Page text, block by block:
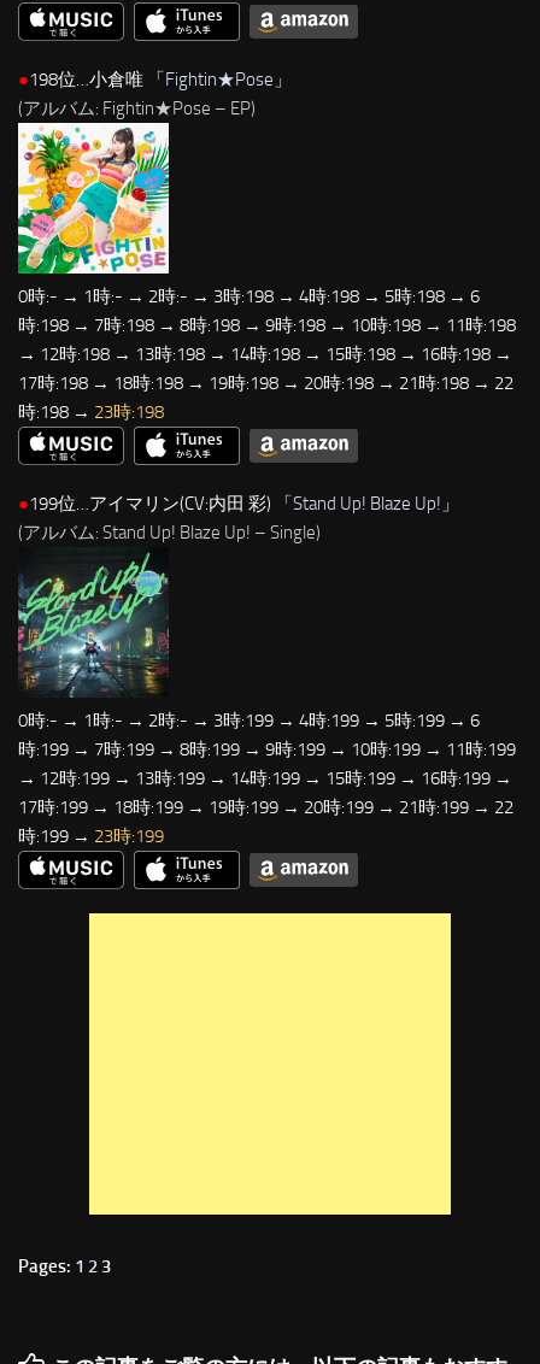
●198位…小倉唯 「Fightin★Pose 」
(アルバム: Fightin★Pose – EP)
0時:- → 1時:- → 2時:- → 3時:198 → 4時:198 → 5時:198 → 6
時:198 → 7時:198 → 8時:198 → 9時:198 → 10時:198 → 11時:198
→ 12時:198 → 13時:198 → 14時:198 → 15時:198 → 16時:198 →
17時:198 → 18時:198 → 19時:198 → 20時:198 → 21時:198 → 22
時:198 → 23時:198
●199位…アイマリン(CV:内田 彩) 「Stand Up! Blaze Up! 」
(アルバム: Stand Up! Blaze Up! – Single)
0時:- → 1時:- → 2時:- → 3時:199 → 4時:199 → 5時:199 → 6
時:199 → 7時:199 → 8時:199 → 9時:199 → 10時:199 → 11時:199
→ 12時:199 → 13時:199 → 14時:199 → 15時:199 → 16時:199 →
17時:199 → 18時:199 → 19時:199 → 20時:199 → 21時:199 → 22
時:199 → 23時:199
Pages: 1 2 3